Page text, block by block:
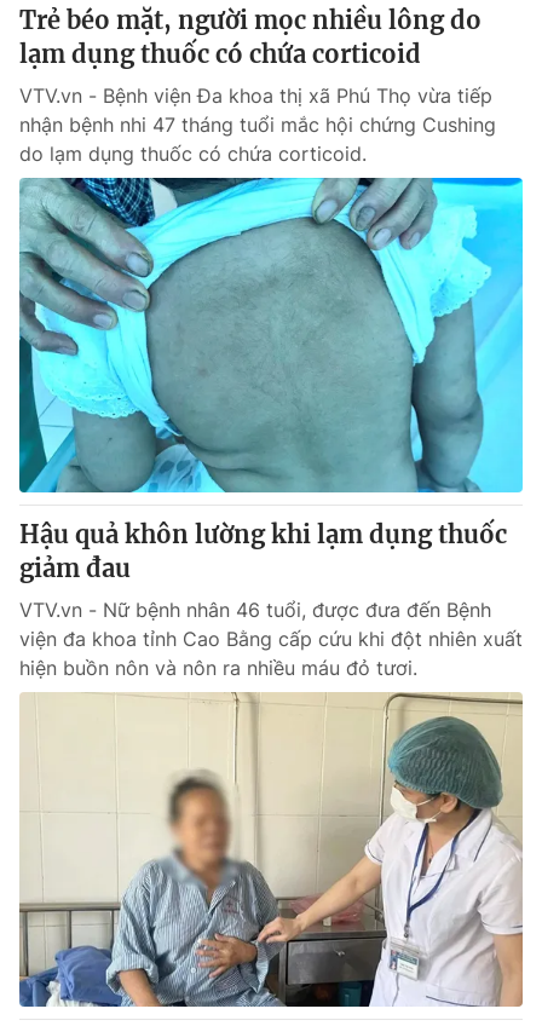
® Cấm sao chép dưới mọi hình thức nếu không có sự chấp
thuận bằng văn bản. Ghi rõ nguồn VTV.vn khi phát hành lại
thông tin từ website này.
Trẻ béo mặt, người mọc nhiều lông do
lạm dụng thuốc có chứa corticoid
VTV.vn - Bệnh viện Đa khoa thị xã Phú Thọ vừa tiếp
nhận bệnh nhi 47 tháng tuổi mắc hội chứng Cushing
do lạm dụng thuốc có chứa corticoid.
Hậu quả khôn lường khi lạm dụng thuốc
giảm đau
VTV.vn - Nữ bệnh nhân 46 tuổi, được đưa đến Bệnh
viện đa khoa tỉnh Cao Bằng cấp cứu khi đột nhiên xuất
hiện buồn nôn và nôn ra nhiều máu đỏ tươi.